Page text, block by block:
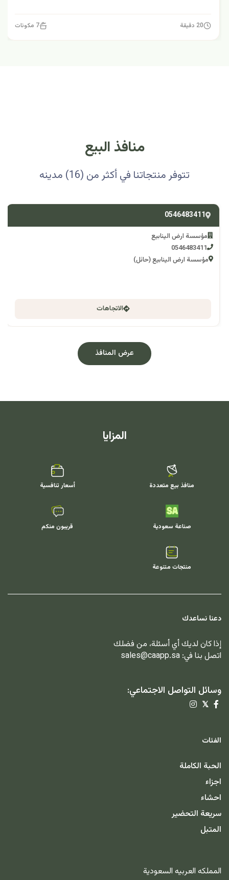
20 دقيقة 7 مكونات
منافذ البيع
تتوفر منتجاتنا في أكثر من (16) مدينه
0546483411
مؤسسة ارض الينابيع
0546483411
مؤسسة ارض الينابيع (حائل)
الاتجاهات
عرض المنافذ
المزايا
منافذ بيع متعددة أسعار تنافسية
صناعة سعودية قريبون منكم
منتجات متنوعة
دعنا نساعدك
إذا كان لديك أي أسئلة، من فضلك
اتصل بنا في: sales@caapp.sa
وسائل التواصل الاجتماعي:
𝕏
الفئات
الحبة الكاملة
اجزاء
احشاء
سريعة التحضير
المتبل
المملكه العربيه السعودية